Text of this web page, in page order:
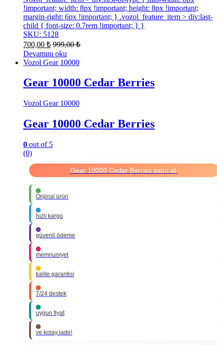
!important; width: 8px !important; height: 8px !important;
margin-right: 6px !important; } .vozol_feature_item > div:last-
child { font-size: 0.7rem !important; } }
SKU: 5128
700,00 ₺ 999,00₺
Devamını oku
Vozol Gear 10000
Gear 10000 Cedar Berries
Vozol Gear 10000
Gear 10000 Cedar Berries
0 out of 5
(0)
Gear 10000 Cedar Berries satın al.
Orijinal ürün
hızlı kargo
güvenli ödeme
memnuniyet
kalite garantisi
7/24 destek
uygun fiyat
ve kolay iade!